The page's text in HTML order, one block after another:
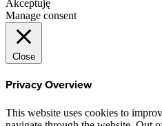
Akceptuję
Manage consent
Close
Privacy Overview
This website uses cookies to